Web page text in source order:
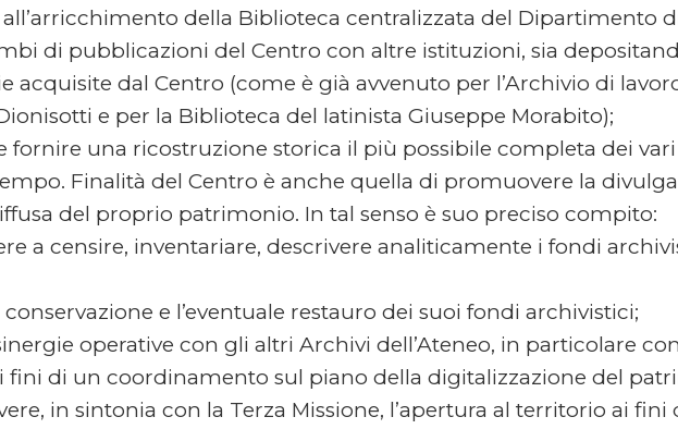
della Biblioteca centralizzata del Dipartimento
di pubblicazioni del Centro con altre istituzioni, sia
acquisite dal Centro (come è già avvenuto per l’Archivio di
e per la Biblioteca del latinista Giuseppe Morabito);
fornire una ricostruzione storica il più possibile completa dei
Finalità del Centro è anche quella di promuovere la
del proprio patrimonio. In tal senso è suo preciso compito:
a censire, inventariare, descrivere analiticamente i fondi
conservazione e l’eventuale restauro dei suoi fondi archivistici;
operative con gli altri Archivi dell’Ateneo, in particolare
fini di un coordinamento sul piano della digitalizzazione del
in sintonia con la Terza Missione, l’apertura al territorio ai